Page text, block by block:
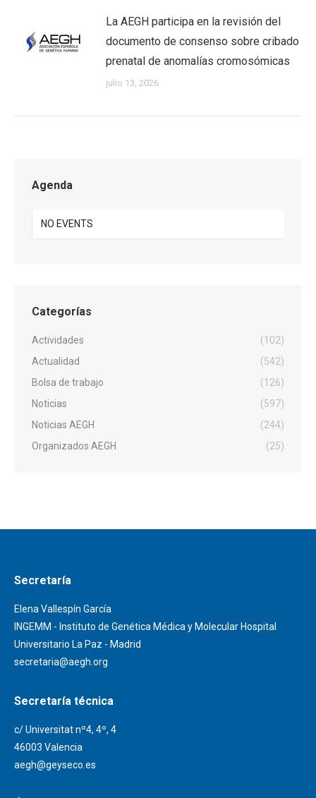
La AEGH participa en la revisión del
documento de consenso sobre cribado
prenatal de anomalías cromosómicas
julio 13, 2026
Agenda
NO EVENTS
Categorías
Actividades
(102)
Actualidad
(542)
Bolsa de trabajo
(126)
Noticias
(597)
Noticias AEGH
(244)
Organizados AEGH
(25)
Secretaría
Elena Vallespín García
INGEMM - Instituto de Genética Médica y Molecular Hospital
Universitario La Paz - Madrid
secretaria@aegh.org
Secretaría técnica
c/ Universitat nº4, 4º, 4
46003 Valencia
aegh@geyseco.es